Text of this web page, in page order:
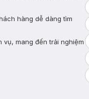
hàng dễ dàng tìm
mang đến trải nghiệm